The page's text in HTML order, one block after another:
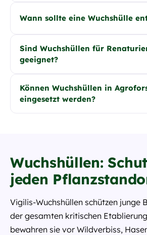
Wann sollte eine Wuchshülle
Sind Wuchshüllen für
geeignet?
Können Wuchshüllen in
eingesetzt werden?
Wuchshüllen:
jeden
Vigilis-Wuchshüllen schützen junge
der gesamten kritischen
bewahren sie vor Wildverbiss,